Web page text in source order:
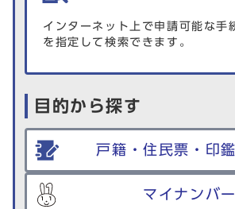
インターネット上で申請可能な手
を指定して検索できます。
目的から探す
戸籍・住民票・印
マイナンバー